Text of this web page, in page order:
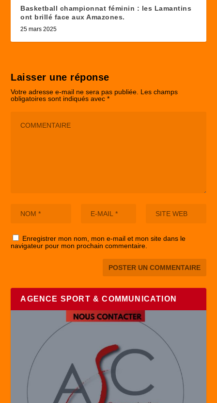
Basketball championnat féminin : les Lamantins
ont brillé face aux Amazones.
25 mars 2025
Laisser une réponse
Votre adresse e-mail ne sera pas publiée. Les champs
obligatoires sont indiqués avec*
Enregistrer mon nom, mon e-mail et mon site dans le
navigateur pour mon prochain commentaire.
AGENCE SPORT & COMMUNICATION